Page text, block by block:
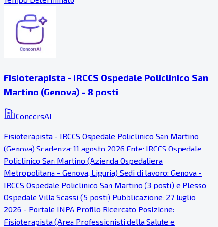
Fisioterapista - IRCCS Ospedale Policlinico San
Martino (Genova) - 8 posti
ConcorsAI
Fisioterapista - IRCCS Ospedale Policlinico San Martino
(Genova) Scadenza: 11 agosto 2026 Ente: IRCCS Ospedale
Policlinico San Martino (Azienda Ospedaliera
Metropolitana - Genova, Liguria) Sedi di lavoro: Genova -
IRCCS Ospedale Policlinico San Martino (3 posti) e Plesso
Ospedale Villa Scassi (5 posti) Pubblicazione: 27 luglio
2026 - Portale INPA Profilo Ricercato Posizione:
Fisioterapista (Area Professionisti della Salute e